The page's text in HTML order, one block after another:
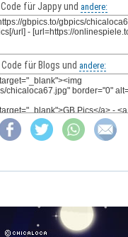
Code für Jappy und andere:
Code für Blogs und andere: